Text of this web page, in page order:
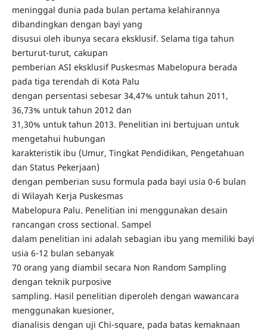
meninggal dunia pada bulan pertama kelahirannya
dibandingkan dengan bayi yang
disusui oleh ibunya secara eksklusif. Selama tiga tahun
berturut-turut, cakupan
pemberian ASI eksklusif Puskesmas Mabelopura berada
pada tiga terendah di Kota Palu
dengan persentasi sebesar 34,47% untuk tahun 2011,
36,73% untuk tahun 2012 dan
31,30% untuk tahun 2013. Penelitian ini bertujuan untuk
mengetahui hubungan
karakteristik ibu (Umur, Tingkat Pendidikan, Pengetahuan
dan Status Pekerjaan)
dengan pemberian susu formula pada bayi usia 0-6 bulan
di Wilayah Kerja Puskesmas
Mabelopura Palu. Penelitian ini menggunakan desain
rancangan cross sectional. Sampel
dalam penelitian ini adalah sebagian ibu yang memiliki bayi
usia 6-12 bulan sebanyak
70 orang yang diambil secara Non Random Sampling
dengan teknik purposive
sampling. Hasil penelitian diperoleh dengan wawancara
menggunakan kuesioner,
dianalisis dengan uji Chi-square, pada batas kemaknaan